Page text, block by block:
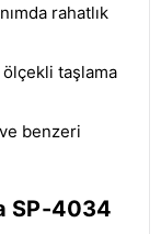
rahatlık
taşlama
benzeri
SP-4034